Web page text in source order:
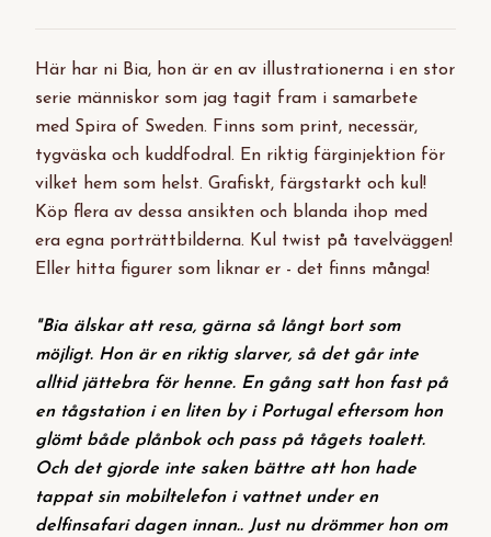
Här har ni Bia, hon är en av illustrationerna i en stor
serie människor som jag tagit fram i samarbete
med Spira of Sweden. Finns som print, necessär,
tygväska och kuddfodral. En riktig färginjektion för
vilket hem som helst. Grafiskt, färgstarkt och kul!
Köp flera av dessa ansikten och blanda ihop med
era egna porträttbilderna. Kul twist på tavelväggen!
Eller hitta figurer som liknar er - det finns många!
"Bia älskar att resa, gärna så långt bort som
möjligt. Hon är en riktig slarver, så det går inte
alltid jättebra för henne. En gång satt hon fast på
en tågstation i en liten by i Portugal eftersom hon
glömt både plånbok och pass på tågets toalett.
Och det gjorde inte saken bättre att hon hade
tappat sin mobiltelefon i vattnet under en
delfinsafari dagen innan.. Just nu drömmer hon om